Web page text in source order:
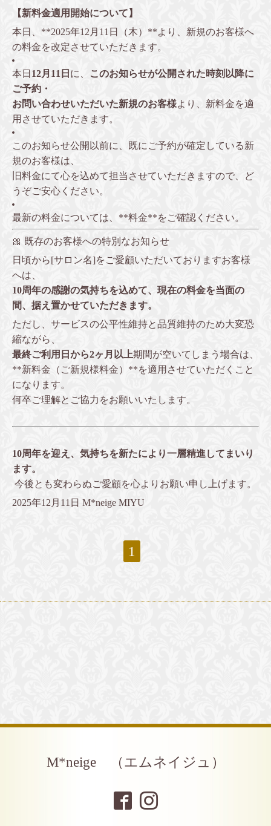
【新料金適用開始について】
本日、**2025年12月11日（木）**より、新規のお客様へ
の料金を改定させていただきます。
本日 12月11日 に、
このお知らせが公開された時刻以降に
ご予約・
お問い合わせいただいた新規のお客様より、新料金を適
用させていただきます。
このお知らせ公開以前に、既にご予約が確定している新
規のお客様は、
旧料金にて心を込めて担当させていただきますので、ど
うぞご安心ください。
最新の料金については、**料金**をご確認ください。
🎀 既存のお客様への特別なお知らせ
日頃から[サロン名]をご愛顧いただいておりますお客様
へは、
10周年の感謝の気持ちを込めて、現在の料金を当面の
間、据え置かせていただきます。
ただし、サービスの公平性維持と品質維持のため大変恐
縮ながら、
最終ご利用日から2ヶ月以上期間が空いてしまう場合は、
**新料金（ご新規様料金）**を適用させていただくこと
になります。
何卒ご理解とご協力をお願いいたします。
10周年を迎え、気持ちを新たにより一層精進してまいり
ます。
今後とも変わらぬご愛顧を心よりお願い申し上げます。
2025年12月11日 M*neige MIYU
1
M*neige （エムネイジュ）